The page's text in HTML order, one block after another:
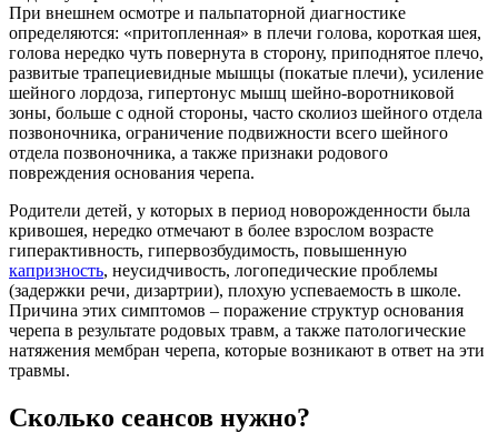
При внешнем осмотре и пальпаторной диагностике
определяются: «притопленная» в плечи голова, короткая шея,
голова нередко чуть повернута в сторону, приподнятое плечо,
развитые трапециевидные мышцы (покатые плечи), усиление
шейного лордоза, гипертонус мышц шейно-воротниковой
зоны, больше с одной стороны, часто сколиоз шейного отдела
позвоночника, ограничение подвижности всего шейного
отдела позвоночника, а также признаки родового
повреждения основания черепа.
Родители детей, у которых в период новорожденности была
кривошея, нередко отмечают в более взрослом возрасте
гиперактивность, гипервозбудимость, повышенную
капризность, неусидчивость, логопедические проблемы
(задержки речи, дизартрии), плохую успеваемость в школе.
Причина этих симптомов – поражение структур основания
черепа в результате родовых травм, а также патологические
натяжения мембран черепа, которые возникают в ответ на эти
травмы.
Сколько сеансов нужно?